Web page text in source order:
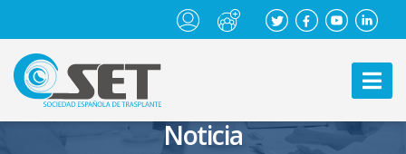
Noticia